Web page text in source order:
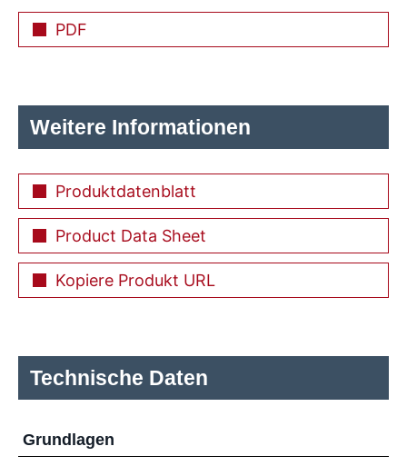
PDF
Weitere Informationen
Produktdatenblatt
Product Data Sheet
Kopiere Produkt URL
Technische Daten
Grundlagen